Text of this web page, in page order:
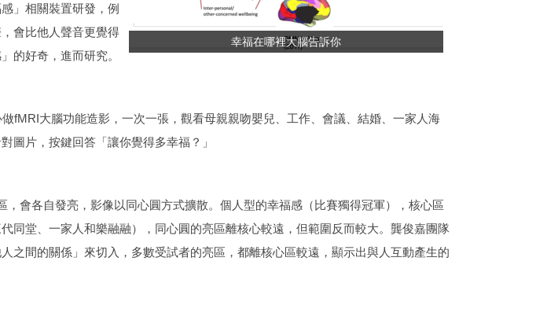
幸福在哪裡大腦告訴你
」相關裝置研發，例
會比他人聲音更覺得
的好奇，進而研究。
fMRI大腦功能造影，一次一張，觀看母親親吻嬰兒、工作、會議、結婚、一家人海
圖片，按鍵回答「讓你覺得多幸福？」
會各自發亮，影像以同心圓方式擴散。個人型的幸福感（比賽獨得冠軍），核心區
同堂、一家人和樂融融），同心圓的亮區離核心較遠，但範圍反而較大。龔俊嘉團隊
之間的關係」來切入，多數受試者的亮區，都離核心區較遠，顯示出與人互動產生的